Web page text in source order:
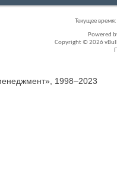
Текущее время:
Powered
Copyright © 2026
1998–2023